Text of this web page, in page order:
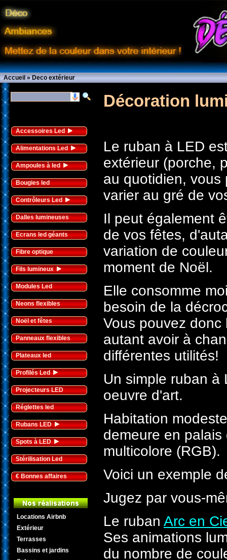
Accueil»Deco extérieur
Accessoires Led
Alimentations Led
Ampoules à led
Bougies led
Contrôleurs Led
Dalles lumineuses
Ecrans led géants
Fibre optique
Fils lumineux
Modules Led
Neons flexibles
Noël et fêtes
Panneaux flexibles
Plateaux led
Profilés Led
Projecteurs LED
Réglettes led
Rubans LED
Spots à LED
Stérilisation Led
€ Bonnes affaires
Locations Airbnb
Extérieur
Terrasses
Bassins et jardins
Décoration
Le ruban à LED
extérieur (porche,
au quotidien, vous
varier au gré de
Il peut également
de vos fêtes,
variation de
moment de Noël.
Elle consomme
besoin de la
Vous pouvez
autant avoir à
différentes utilités!
Un simple ruban à
oeuvre d'art.
Habitation
demeure en
multicolore (RGB).
Voici un exemple
Jugez par vous-
Le ruban Arc en
Ses animations
du nombre de